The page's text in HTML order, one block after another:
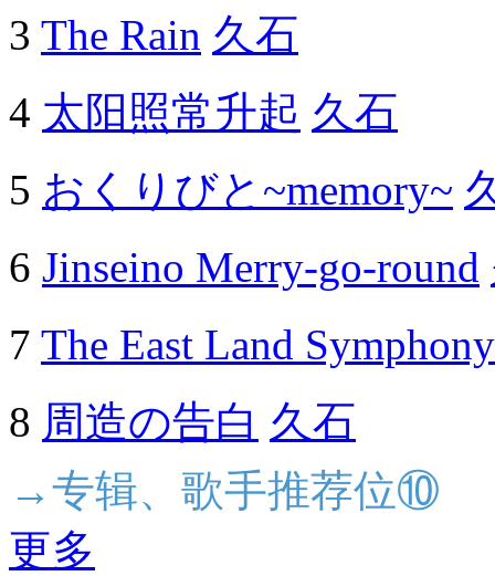
3 The Rain 久石
4 太阳照常升起 久石
5 おくりびと~memory~
6 Jinseino Merry-go-round
7 The East Land
8 周造の告白 久石
→专辑、歌手推荐位⑩
更多